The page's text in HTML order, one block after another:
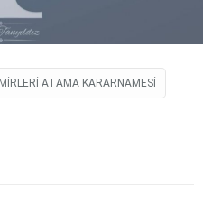
ATAMA KARARNAMESI